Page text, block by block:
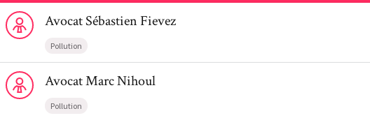
Voir le profil de AvocatSébastien Fievez
AvocatSébastienFievez
Pollution
Voir le profil de AvocatMarc Nihoul
AvocatMarcNihoul
Pollution